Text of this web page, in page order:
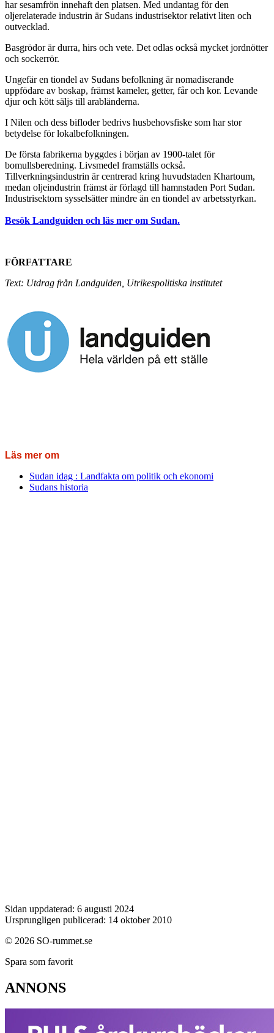
har sesamfrön innehaft den platsen. Med undantag för den
oljerelaterade industrin är Sudans industrisektor relativt liten och
outvecklad.
Basgrödor är durra, hirs och vete. Det odlas också mycket jordnötter
och sockerrör.
Ungefär en tiondel av Sudans befolkning är nomadiserande
uppfödare av boskap, främst kameler, getter, får och kor. Levande
djur och kött säljs till arabländerna.
I Nilen och dess bifloder bedrivs husbehovsfiske som har stor
betydelse för lokalbefolkningen.
De första fabrikerna byggdes i början av 1900-talet för
bomullsberedning. Livsmedel framställs också.
Tillverkningsindustrin är centrerad kring huvudstaden Khartoum,
medan oljeindustrin främst är förlagd till hamnstaden Port Sudan.
Industrisektorn sysselsätter mindre än en tiondel av arbetsstyrkan.
Besök Landguiden och läs mer om Sudan.
FÖRFATTARE
Text: Utdrag från Landguiden, Utrikespolitiska institutet
Läs mer om
Sudan idag : Landfakta om politik och ekonomi
Sudans historia
Sidan uppdaterad: 6 augusti 2024
Ursprungligen publicerad: 14 oktober 2010
© 2026 SO-rummet.se
Spara som favorit
ANNONS